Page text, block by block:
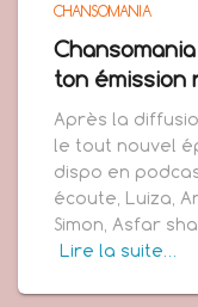
CHANSOMANIA
ton émission
Après la
le tout nouvel
dispo en
écoute, Luiza,
Simon, Asfar
Lire la suite…